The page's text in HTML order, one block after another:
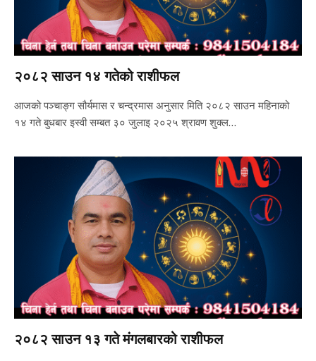
२०८२ साउन १४ गतेको राशीफल
आजको पञ्चाङ्ग सौर्यमास र चन्द्रमास अनुसार मिति २०८२ साउन महिनाको
१४ गते बुधबार इस्वी सम्बत ३० जुलाइ २०२५ श्रावण शुक्ल…
२०८२ साउन १३ गते मंगलबारको राशीफल